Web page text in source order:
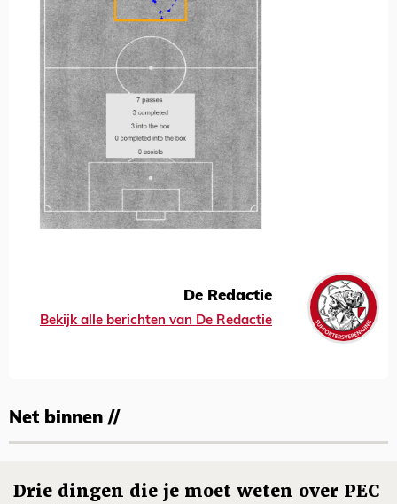
De Redactie
Bekijk alle berichten van De Redactie
Net binnen //
Drie dingen die je moet weten over PEC